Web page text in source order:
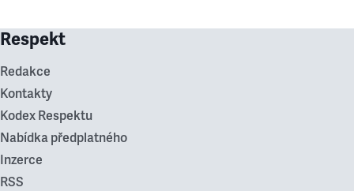
Respekt
Redakce
Kontakty
Kodex Respektu
Nabídka předplatného
Inzerce
RSS